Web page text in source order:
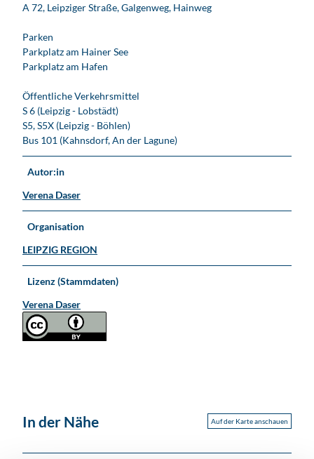
A 72, Leipziger Straße, Galgenweg, Hainweg
Parken
Parkplatz am Hainer See
Parkplatz am Hafen
Öffentliche Verkehrsmittel
S 6 (Leipzig - Lobstädt)
S5, S5X (Leipzig - Böhlen)
Bus 101 (Kahnsdorf, An der Lagune)
Autor:in
Verena Daser
Organisation
LEIPZIG REGION
Lizenz (Stammdaten)
Verena Daser
In der Nähe Auf der Karte anschauen